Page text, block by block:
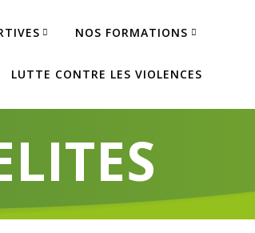
NOS FORMATIONS
LUTTE CONTRE LES VIOLENCES